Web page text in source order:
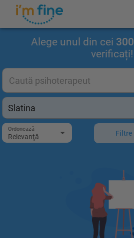
Alege unul din cei 300
verificați!
Ordonează
Relevanţă Filtre